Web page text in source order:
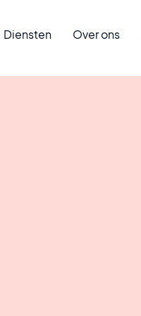
Diensten Over ons